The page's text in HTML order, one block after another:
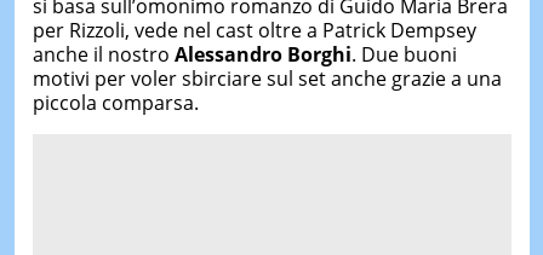
si basa sull’omonimo romanzo di Guido Maria Brera
per Rizzoli, vede nel cast oltre a Patrick Dempsey
anche il nostro Alessandro Borghi. Due buoni
motivi per voler sbirciare sul set anche grazie a una
piccola comparsa.